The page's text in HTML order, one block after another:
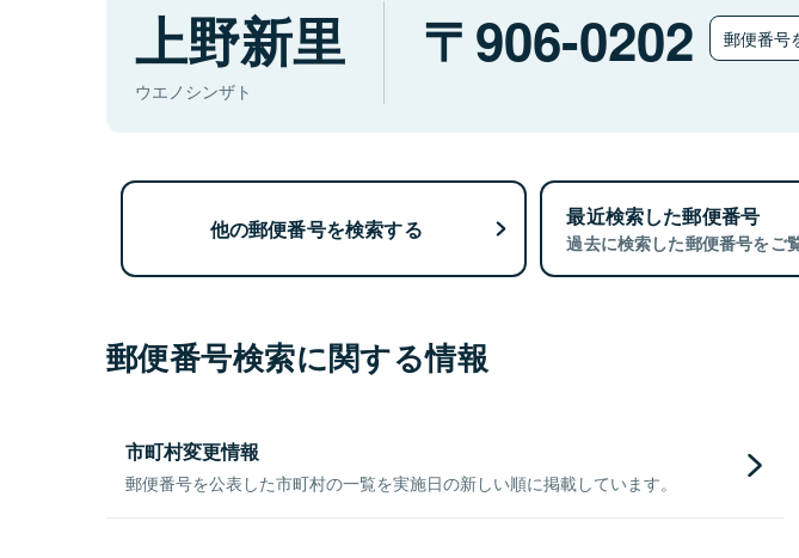
上野新里
ウエノシンザト
906-0202 郵便番号
他の郵便番号を検索する 最近検索した郵便番号
過去に検索した郵便番号をご
郵便番号検索に関する情報
市町村変更情報
郵便番号を公表した市町村の一覧を実施日の新しい順に掲載しています。